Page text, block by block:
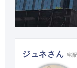
ジュネさん 宅